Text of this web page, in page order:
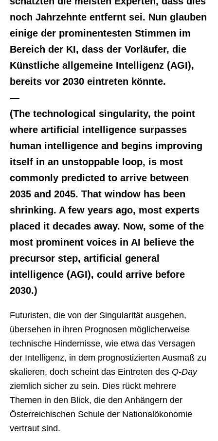
noch Jahrzehnte entfernt sei. Nun glauben
einige der prominentesten Stimmen im
Bereich der KI, dass der Vorläufer, die
Künstliche allgemeine Intelligenz (AGI),
bereits vor 2030 eintreten könnte.
—
(The technological singularity, the point
where artificial intelligence surpasses
human intelligence and begins improving
itself in an unstoppable loop, is most
commonly predicted to arrive between
2035 and 2045. That window has been
shrinking. A few years ago, most experts
placed it decades away. Now, some of the
most prominent voices in AI believe the
precursor step, artificial general
intelligence (AGI), could arrive before
2030.)
Futuristen, die von der Singularität ausgehen,
übersehen in ihren Prognosen möglicherweise
technische Hindernisse, wie etwa das Versagen
der Intelligenz, in dem prognostizierten Ausmaß zu
skalieren, doch scheint das Eintreten des Q-Day
ziemlich sicher zu sein. Dies rückt mehrere
Themen in den Blick, die den Anhängern der
Österreichischen Schule der Nationalökonomie
vertraut sind.